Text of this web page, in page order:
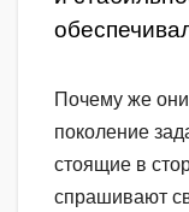
Почему же
поколение
стоящие в
спрашивают